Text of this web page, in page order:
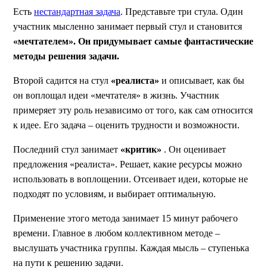
Есть нестандартная задача. Представьте три стула. Один
участник мысленно занимает первый стул и становится
«мечтателем». Он придумывает самые фантастические
методы решения задачи.
Второй садится на стул «реалиста» и описывает, как бы
он воплощал идеи «мечтателя» в жизнь. Участник
примеряет эту роль независимо от того, как сам относится
к идее. Его задача – оценить трудности и возможности.
Последний стул занимает «критик» . Он оценивает
предложения «реалиста». Решает, какие ресурсы можно
использовать в воплощении. Отсеивает идеи, которые не
подходят по условиям, и выбирает оптимальную.
Применение этого метода занимает 15 минут рабочего
времени. Главное в любом коллективном методе –
выслушать участника группы. Каждая мысль – ступенька
на пути к решению задачи.